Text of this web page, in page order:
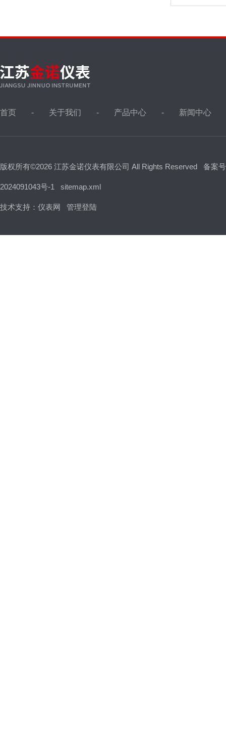
首页 关于我们 产品中心 新闻中心
版权所有©2026 江苏金诺仪表有限公司 All Rights Reserved 备案
2024091043号-1 sitemap.xml
技术支持： 仪表网 管理登陆